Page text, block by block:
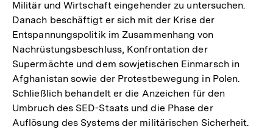
Militär und Wirtschaft eingehender zu untersuchen.
Danach beschäftigt er sich mit der Krise der
Entspannungspolitik im Zusammenhang von
Nachrüstungsbeschluss, Konfrontation der
Supermächte und dem sowjetischen Einmarsch in
Afghanistan sowie der Protestbewegung in Polen.
Schließlich behandelt er die Anzeichen für den
Umbruch des SED-Staats und die Phase der
Auflösung des Systems der militärischen Sicherheit.